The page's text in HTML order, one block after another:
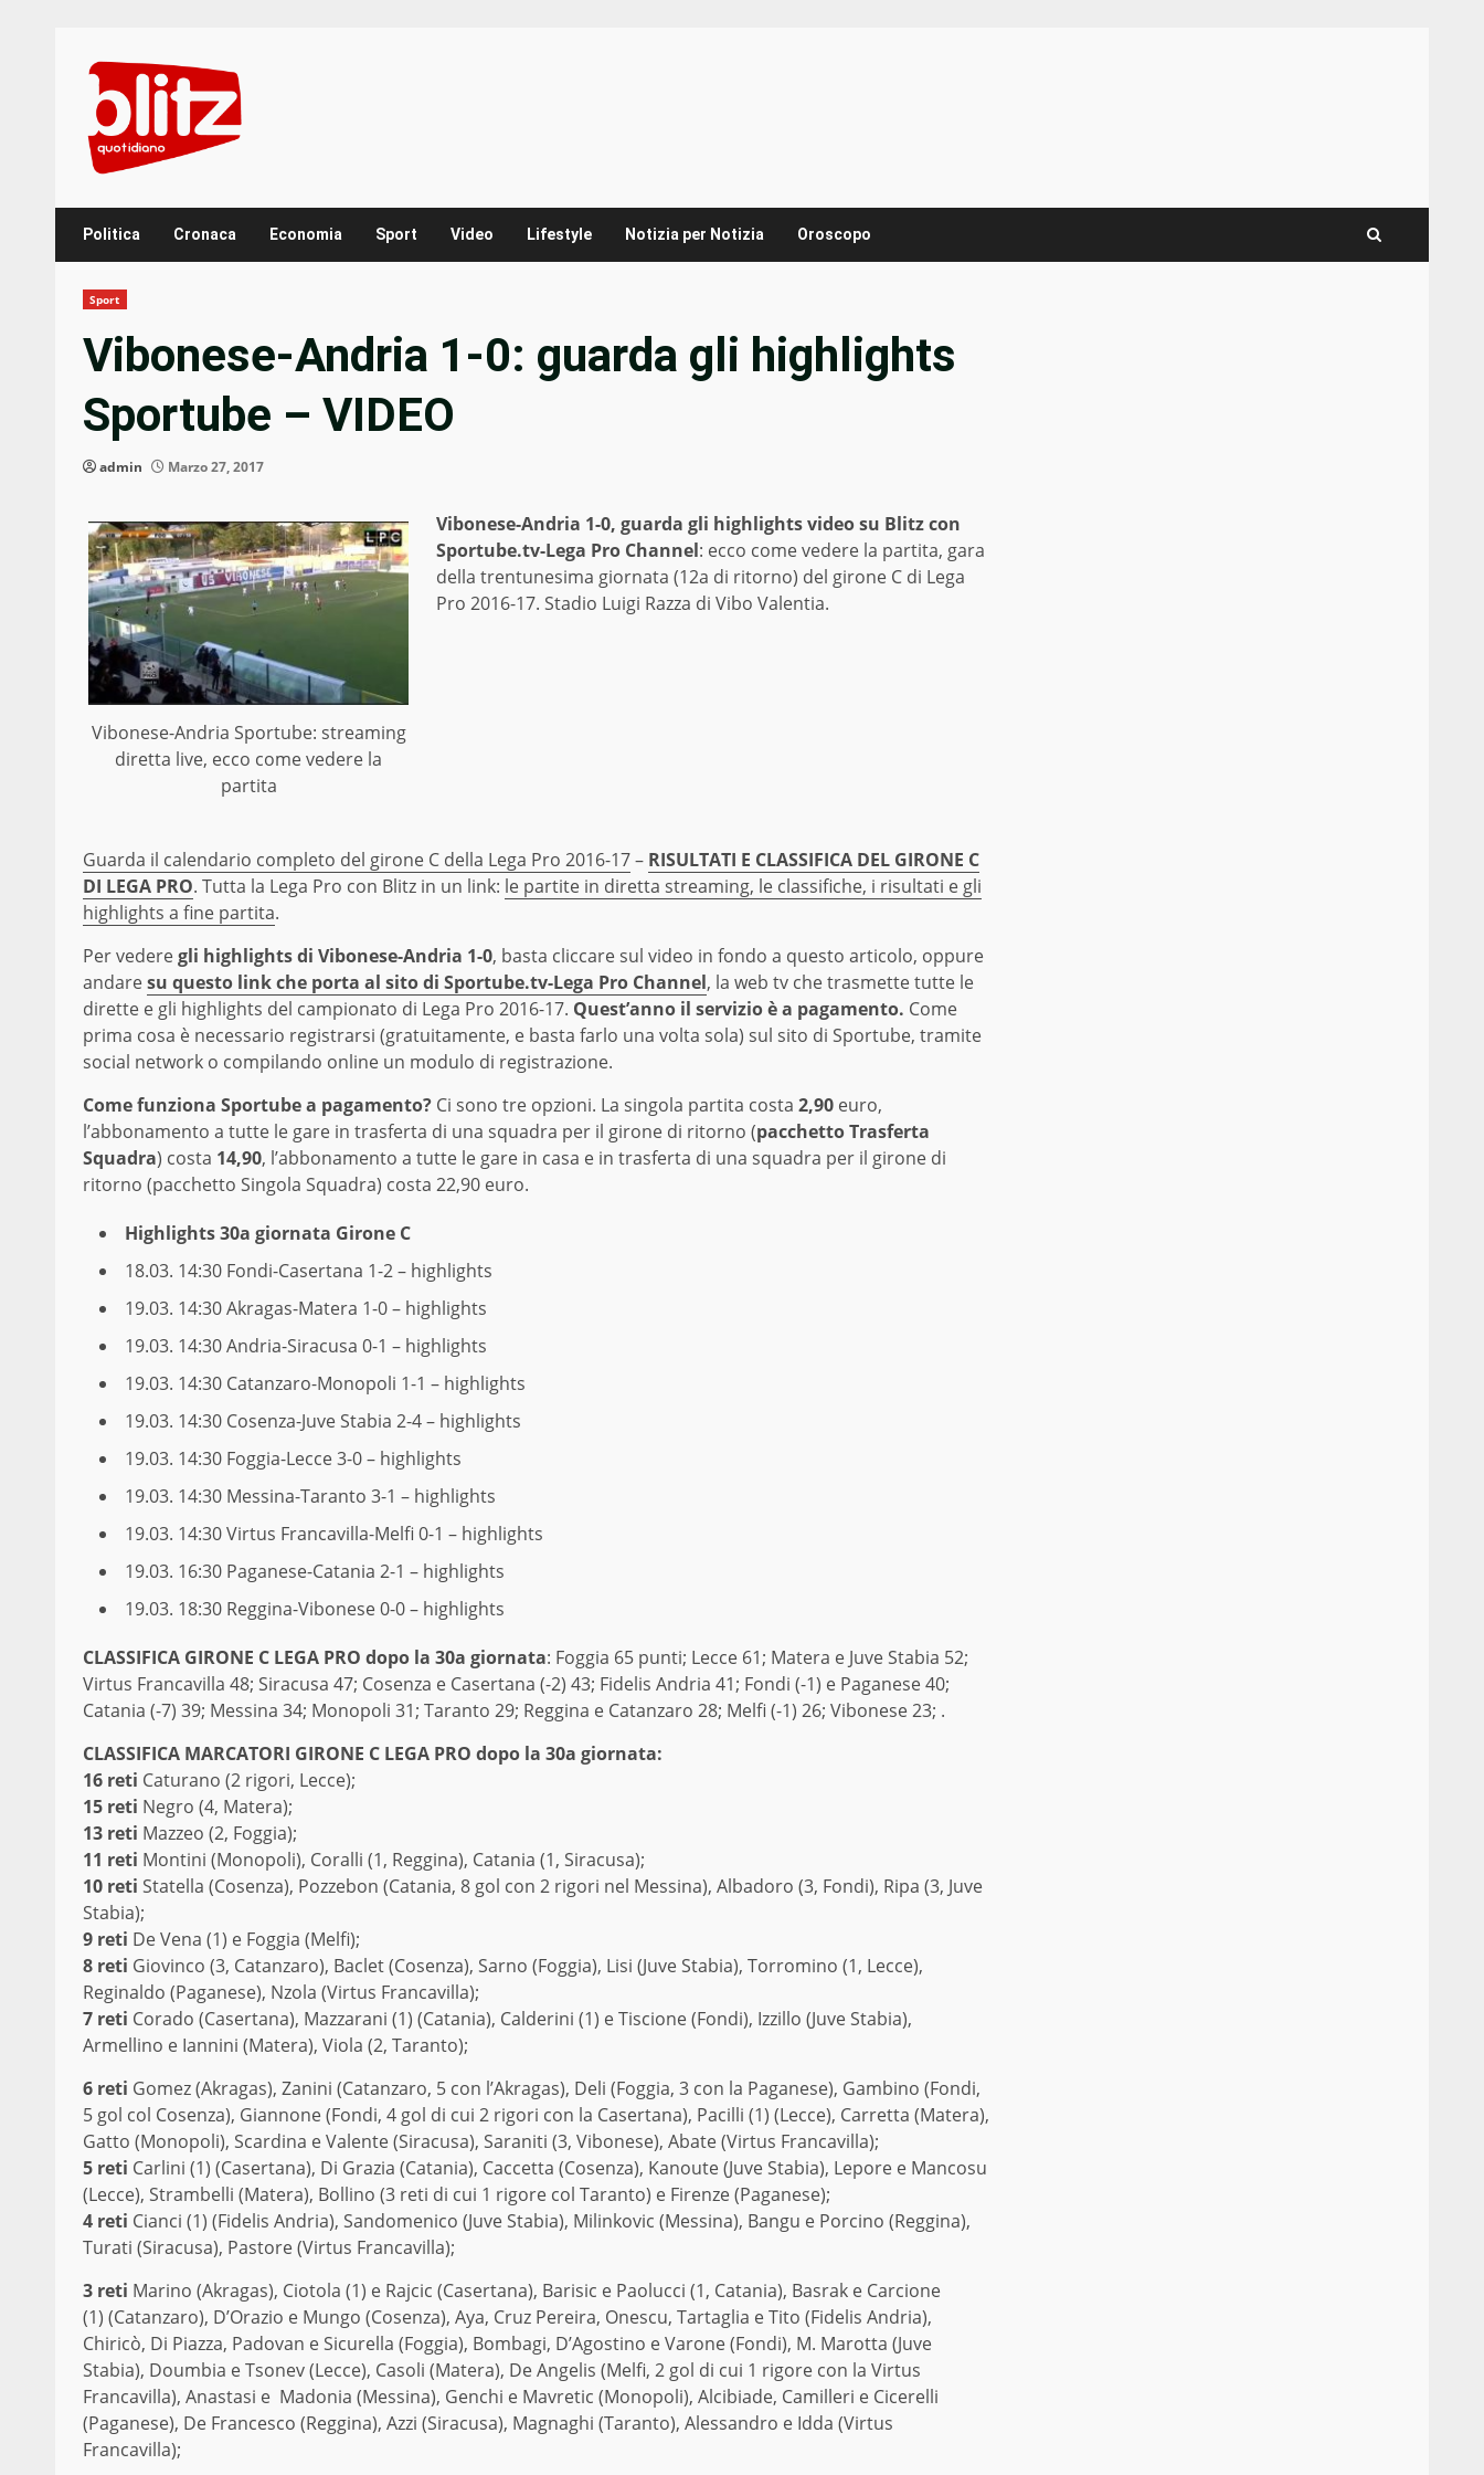
content
Politica Cronaca Economia Sport Video Lifestyle Notizia per Notizia Oroscopo
Sport
Vibonese-Andria 1-0: guarda gli highlights
Sportube – VIDEO
admin Marzo 27, 2017
Vibonese-Andria Sportube: streaming
diretta live, ecco come vedere la
partita
Vibonese-Andria 1-0, guarda gli highlights video su Blitz con
Sportube.tv-Lega Pro Channel: ecco come vedere la partita, gara
della trentunesima giornata (12a di ritorno) del girone C di Lega
Pro 2016-17. Stadio Luigi Razza di Vibo Valentia.
Guarda il calendario completo del girone C della Lega Pro 2016-17– RISULTATI E CLASSIFICA DEL GIRONE C
DI LEGA PRO. Tutta la Lega Pro con Blitz in un link: le partite in diretta streaming, le classifiche, i risultati e gli
highlights a fine partita.
Per vederegli highlights di Vibonese-Andria 1-0, basta cliccare sul video in fondo a questo articolo, oppure
andaresu questo link che porta al sito di Sportube.tv-Lega Pro Channel, la web tv che trasmette tutte le
dirette e gli highlights del campionato di Lega Pro 2016-17. Quest’anno il servizio è a pagamento. Come
prima cosa è necessario registrarsi (gratuitamente, e basta farlo una volta sola) sul sito di Sportube, tramite
social network o compilando online un modulo di registrazione.
Come funziona Sportube a pagamento? Ci sono tre opzioni. La singola partita costa 2,90 euro,
l’abbonamento a tutte le gare in trasferta di una squadra per il girone di ritorno (pacchetto Trasferta
Squadra) costa 14,90, l’abbonamento a tutte le gare in casa e in trasferta di una squadra per il girone di
ritorno (pacchetto Singola Squadra) costa 22,90 euro.
Highlights 30a giornata Girone C
18.03. 14:30 Fondi-Casertana 1-2 – highlights
19.03. 14:30Akragas-Matera 1-0 – highlights
19.03. 14:30Andria-Siracusa 0-1 – highlights
19.03. 14:30 Catanzaro-Monopoli 1-1 – highlights
19.03. 14:30 Cosenza-Juve Stabia 2-4 – highlights
19.03. 14:30 Foggia-Lecce 3-0 – highlights
19.03. 14:30 Messina-Taranto 3-1 – highlights
19.03. 14:30Virtus Francavilla-Melfi 0-1 – highlights
19.03. 16:30 Paganese-Catania 2-1 – highlights
19.03. 18:30 Reggina-Vibonese 0-0 – highlights
CLAS­SI­FI­CA GIRONE C LEGA PRO dopo la 30a giornata: Foggia 65 punti; Lecce 61; Matera e Juve Stabia 52;
Virtus Francavilla 48; Siracusa 47; Cosenza e Casertana (-2) 43; Fidelis Andria 41; Fondi (-1) e Paganese 40;
Catania (-7) 39; Messina 34; Monopoli 31; Taranto 29; Reggina e Catanzaro 28; Melfi (-1) 26; Vibonese 23; .
CLASSIFICA MARCATORI GIRONE C LEGA PRO dopo la 30a giornata:
16 reti Caturano (2 rigori, Lecce);
15 reti Negro (4, Matera);
13 reti Mazzeo (2, Foggia);
11 reti Montini (Monopoli), Coralli (1, Reggina), Catania (1, Siracusa);
10 reti Statella (Cosenza), Pozzebon (Catania, 8 gol con 2 rigori nel Messina), Albadoro (3, Fondi), Ripa (3, Juve
Stabia);
9 reti De Vena (1) e Foggia (Melfi);
8 reti Giovinco (3, Catanzaro), Baclet (Cosenza), Sarno (Foggia), Lisi (Juve Stabia), Torromino (1, Lecce),
Reginaldo (Paganese), Nzola (Virtus Francavilla);
7 reti Corado (Casertana), Mazzarani (1) (Catania), Calderini (1) e Tiscione (Fondi), Izzillo (Juve Stabia),
Armellino e Iannini (Matera), Viola (2, Taranto);
6 reti Gomez (Akragas), Zanini (Catanzaro, 5 con l’Akragas), Deli (Foggia, 3 con la Paganese), Gambino (Fondi,
5 gol col Cosenza), Giannone (Fondi, 4 gol di cui 2 rigori con la Casertana), Pacilli (1) (Lecce), Carretta (Matera),
Gatto (Monopoli), Scardina e Valente (Siracusa), Saraniti (3, Vibonese), Abate (Virtus Francavilla);
5 reti Carlini (1) (Casertana), Di Grazia (Catania), Caccetta (Cosenza), Kanoute (Juve Stabia), Lepore e Mancosu
(Lecce), Strambelli (Matera), Bollino (3 reti di cui 1 rigore col Taranto) e Firenze (Paganese);
4 reti Cianci (1) (Fidelis Andria), Sandomenico (Juve Stabia), Milinkovic (Messina), Bangu e Porcino (Reggina),
Turati (Siracusa), Pastore (Virtus Francavilla);
3 reti Marino (Akragas), Ciotola (1) e Rajcic (Casertana), Barisic e Paolucci (1, Catania), Basrak e Carcione
(1) (Catanzaro), D’Orazio e Mungo (Cosenza), Aya, Cruz Pereira, Onescu, Tartaglia e Tito (Fidelis Andria),
Chiricò, Di Piazza, Padovan e Sicurella (Foggia), Bombagi, D’Agostino e Varone (Fondi), M. Marotta (Juve
Stabia), Doumbia e Tsonev (Lecce), Casoli (Matera), De Angelis (Melfi, 2 gol di cui 1 rigore con la Virtus
Francavilla), Anastasi e Madonia (Messina), Genchi e Mavretic (Monopoli), Alcibiade, Camilleri e Cicerelli
(Paganese), De Francesco (Reggina), Azzi (Siracusa), Magnaghi (Taranto), Alessandro e Idda (Virtus
Francavilla);